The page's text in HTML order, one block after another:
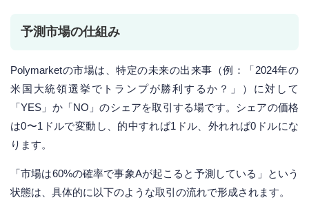
予測市場の仕組み
Polymarketの市場は、特定の未来の出来事（例：「2024年の
米国大統領選挙でトランプが勝利するか？」）に対して
「YES」か「NO」のシェアを取引する場です。シェアの価格
は0〜1ドルで変動し、的中すれば1ドル、外れれば0ドルにな
ります。
「市場は60%の確率で事象Aが起こると予測している」という
状態は、具体的に以下のような取引の流れで形成されます。